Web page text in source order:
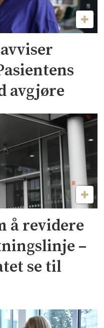
avgjøre
å revidere
–
se til